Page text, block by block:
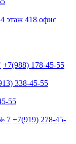
этаж 418 офис
+7(988) 178-45-55
338-45-55
55
7 +7(919) 278-45-